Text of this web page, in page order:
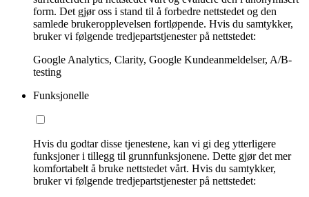
form. Det gjør oss i stand til å forbedre nettstedet og den
samlede brukeropplevelsen fortløpende. Hvis du samtykker,
bruker vi følgende tredjepartstjenester på nettstedet:
Google Analytics, Clarity, Google Kundeanmeldelser, A/B-
testing
Funksjonelle
Hvis du godtar disse tjenestene, kan vi gi deg ytterligere
funksjoner i tillegg til grunnfunksjonene. Dette gjør det mer
komfortabelt å bruke nettstedet vårt. Hvis du samtykker,
bruker vi følgende tredjepartstjenester på nettstedet: